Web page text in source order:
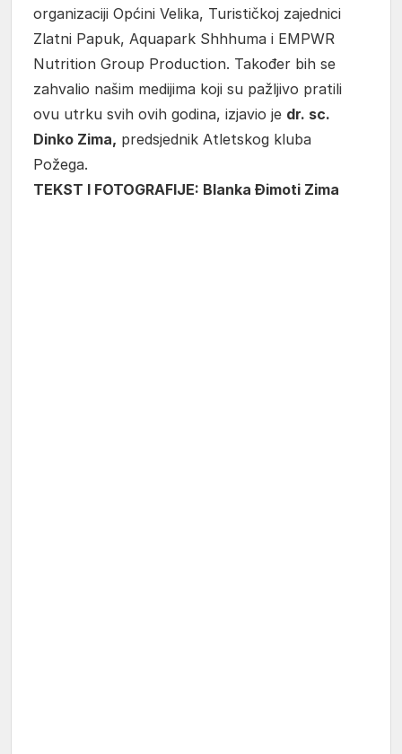
organizaciji Općini Velika, Turističkoj zajednici
Zlatni Papuk, Aquapark Shhhuma i EMPWR
Nutrition Group Production. Također bih se
zahvalio našim medijima koji su pažljivo pratili
ovu utrku svih ovih godina, izjavio je dr. sc.
Dinko Zima, predsjednik Atletskog kluba
Požega.
TEKST I FOTOGRAFIJE: Blanka Đimoti Zima